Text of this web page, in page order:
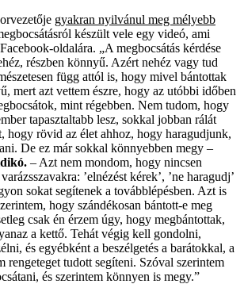
gyakran nyilvánul meg mélyebb
készült vele egy videó, ami
oldalára. „A megbocsátás kérdése
részben könnyű. Azért nehéz vagy tud
függ attól is, hogy mivel bántottak
mert azt vettem észre, hogy az utóbbi időben
mint régebben. Nem tudom, hogy
tapasztaltabb lesz, sokkal jobban rálát
hogy rövid az élet ahhoz, hogy haragudjunk,
De ez már sokkal könnyebben megy –
– Azt nem mondom, hogy nincsen
’elnézést kérek’, ’ne haragudj’
sokat segítenek a továbblépésben. Azt is
hogy szándékosan bántott-e meg
csak én érzem úgy, hogy megbántottak,
a kettő. Tehát végig kell gondolni,
és egyébként a beszélgetés a barátokkal, a
rengeteget tudott segíteni. Szóval szerintem
és szerintem könnyen is megy.”